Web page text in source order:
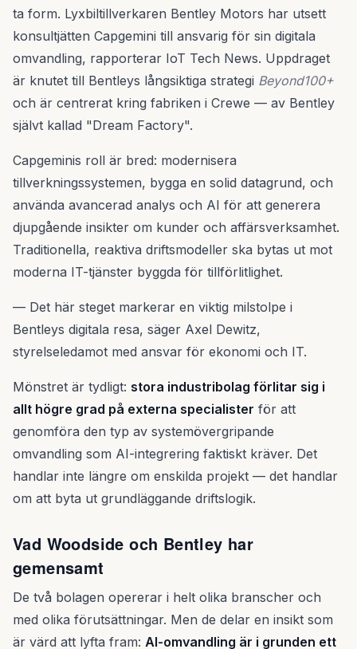
ta form. Lyxbiltillverkaren Bentley Motors har utsett
konsultjätten Capgemini till ansvarig för sin digitala
omvandling, rapporterar IoT Tech News. Uppdraget
är knutet till Bentleys långsiktiga strategi Beyond100+
och är centrerat kring fabriken i Crewe — av Bentley
självt kallad "Dream Factory".
Capgeminis roll är bred: modernisera
tillverkningssystemen, bygga en solid datagrund, och
använda avancerad analys och AI för att generera
djupgående insikter om kunder och affärsverksamhet.
Traditionella, reaktiva driftsmodeller ska bytas ut mot
moderna IT-tjänster byggda för tillförlitlighet.
— Det här steget markerar en viktig milstolpe i
Bentleys digitala resa, säger Axel Dewitz,
styrelseledamot med ansvar för ekonomi och IT.
Mönstret är tydligt: stora industribolag förlitar sig i
allt högre grad på externa specialister för att
genomföra den typ av systemövergripande
omvandling som AI-integrering faktiskt kräver. Det
handlar inte längre om enskilda projekt — det handlar
om att byta ut grundläggande driftslogik.
Vad Woodside och Bentley har
gemensamt
De två bolagen opererar i helt olika branscher och
med olika förutsättningar. Men de delar en insikt som
är värd att lyfta fram: AI-omvandling är i grunden ett